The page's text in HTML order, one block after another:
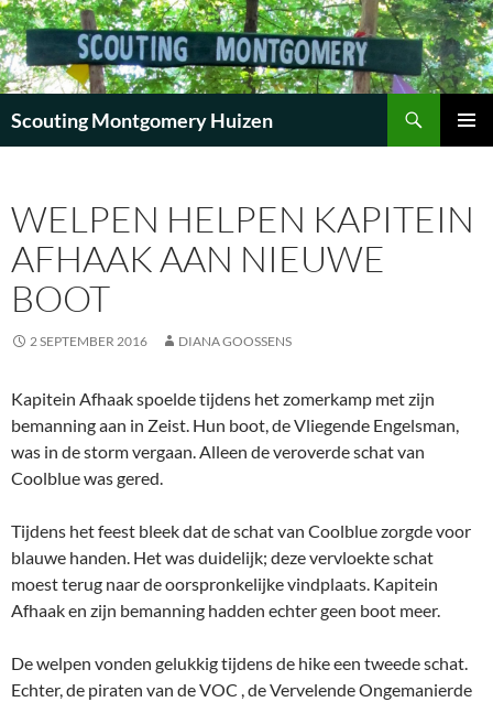
Scouting Montgomery Huizen
INHOUD
WELPEN HELPEN KAPITEIN
AFHAAK AAN NIEUWE
BOOT
2 SEPTEMBER 2016 DIANA GOOSSENS
Kapitein Afhaak spoelde tijdens het zomerkamp met zijn
bemanning aan in Zeist. Hun boot, de Vliegende Engelsman,
was in de storm vergaan. Alleen de veroverde schat van
Coolblue was gered.
Tijdens het feest bleek dat de schat van Coolblue zorgde voor
blauwe handen. Het was duidelijk; deze vervloekte schat
moest terug naar de oorspronkelijke vindplaats. Kapitein
Afhaak en zijn bemanning hadden echter geen boot meer.
De welpen vonden gelukkig tijdens de hike een tweede schat.
Echter, de piraten van de VOC , de Vervelende Ongemanierde